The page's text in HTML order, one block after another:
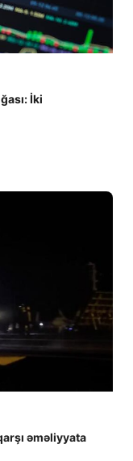
İki
əməliyyata